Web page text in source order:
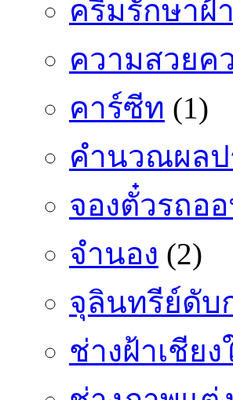
ครีมรักษาฝ้า
ความสวยค
คาร์ซีท (1)
คำนวณผล
จองตั๋วรถอ
จำนอง (2)
จุลินทรีย์ดับ
ช่างฝ้าเชียง